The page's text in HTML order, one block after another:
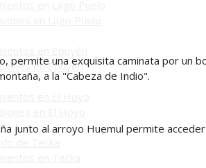
en Epuyén
permite una exquisita caminata por un
a la "Cabeza de Indio".
junto al arroyo Huemul permite